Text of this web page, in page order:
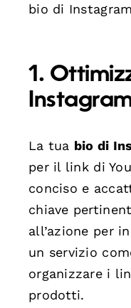
bio di
1.
La tua bio di
per il link di
conciso e
chiave
all’azione per
un servizio
organizzare i
prodotti.